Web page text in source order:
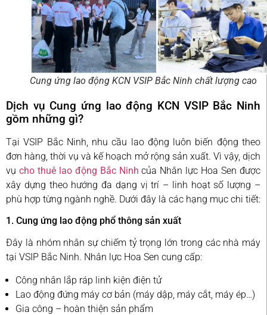
Cung ứng lao động KCN VSIP Bắc Ninh chất lượng cao
Dịch vụ Cung ứng lao động KCN VSIP Bắc Ninh
gồm những gì?
TạiVSIP Bắc Ninh, nhu cầu lao động luôn biến động theo
đơn hàng, thời vụ và kế hoạch mở rộng sản xuất. Vì vậy, dịch
vụ cho thuê lao động Bắc Ninh của Nhân lực Hoa Sen được
xây dựng theo hướng đa dạng vị trí – linh hoạt số lượng –
phù hợp từng ngành nghề. Dưới đây là các hạng mục chi tiết:
1. Cung ứng lao động phổ thông sản xuất
Đây là nhóm nhân sự chiếm tỷ trọng lớn trong các nhà máy
tại VSIP Bắc Ninh. Nhân lực Hoa Sen cung cấp:
Công nhân lắp ráp linh kiện điện tử
Lao động đứng máy cơ bản (máy dập, máy cắt, máy ép…)
Gia công – hoàn thiện sản phẩm